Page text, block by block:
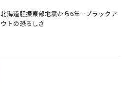
北海道胆振東部地震から6年…ブラックア
ウトの恐ろしさ